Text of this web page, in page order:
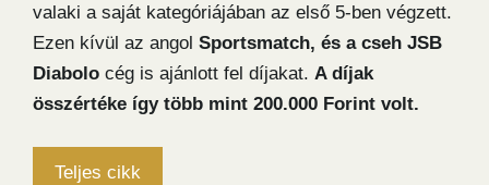
valaki a saját kategóriájában az első 5-ben végzett.
Ezen kívül az angol Sportsmatch, és a cseh JSB
Diabolo cég is ajánlott fel díjakat. A díjak
összértéke így több mint 200.000 Forint volt.
Teljes cikk